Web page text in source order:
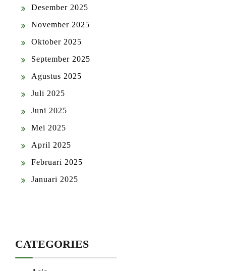
Desember 2025
November 2025
Oktober 2025
September 2025
Agustus 2025
Juli 2025
Juni 2025
Mei 2025
April 2025
Februari 2025
Januari 2025
CATEGORIES